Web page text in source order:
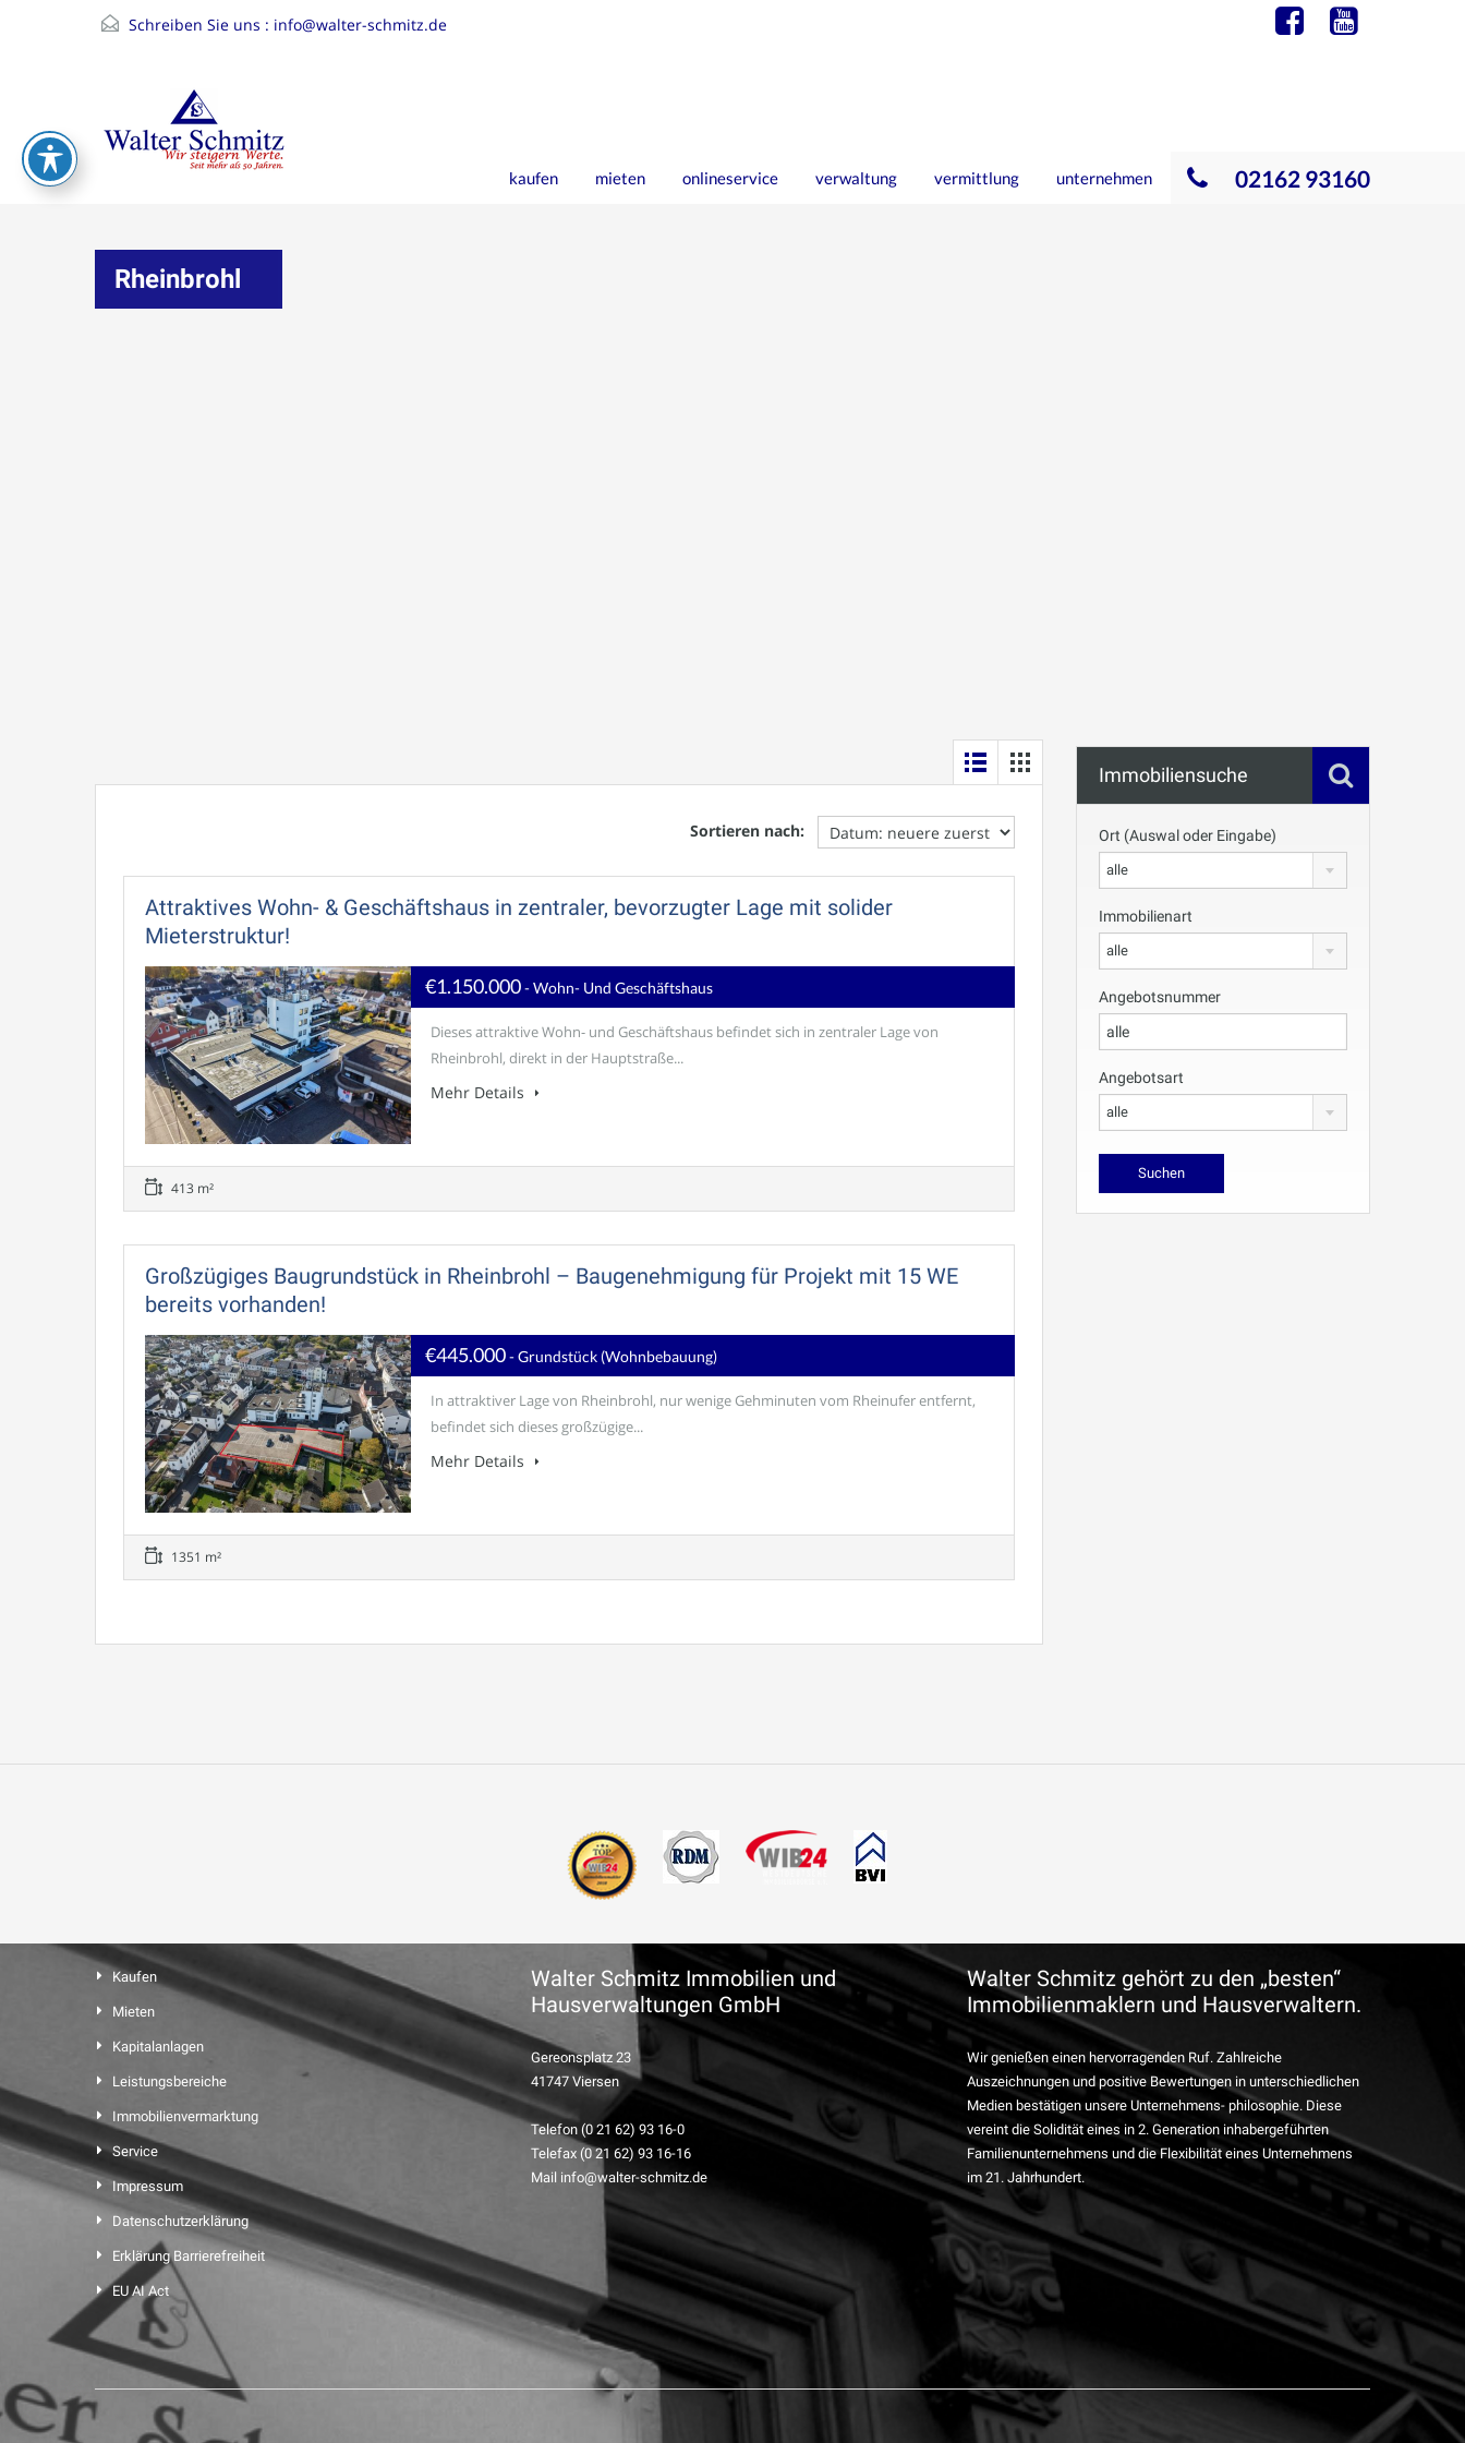
Schreiben Sie uns : info@walter-schmitz.de
02162 93160
kaufen mieten onlineservice verwaltung vermittlung unternehmen
Rheinbrohl
Sortieren nach:
Attraktives Wohn- & Geschäftshaus in zentraler, bevorzugter Lage mit solider
Mieterstruktur!
€1.150.000- Wohn- Und Geschäftshaus
Dieses attraktive Wohn- und Geschäftshaus befindet sich in zentraler Lage von
Rheinbrohl, direkt in der Hauptstraße...
Mehr Details
413 m²
Großzügiges Baugrundstück in Rheinbrohl – Baugenehmigung für Projekt mit 15 WE
bereits vorhanden!
€445.000- Grundstück (Wohnbebauung)
In attraktiver Lage von Rheinbrohl, nur wenige Gehminuten vom Rheinufer entfernt,
befindet sich dieses großzügige...
Mehr Details
1351 m²
Immobiliensuche
Ort (Auswal oder Eingabe)
alle
Immobilienart
alle
Angebotsnummer
Angebotsart
alle
Kaufen
Mieten
Kapitalanlagen
Leistungsbereiche
Immobilienvermarktung
Service
Impressum
Datenschutzerklärung
Erklärung Barrierefreiheit
EU AI Act
Walter Schmitz Immobilien und
Hausverwaltungen GmbH
Gereonsplatz 23
41747 Viersen
Telefon (0 21 62) 93 16-0
Telefax (0 21 62) 93 16-16
Mail info@walter-schmitz.de
Walter Schmitz gehört zu den „besten“
Immobilienmaklern und Hausverwaltern.
Wir genießen einen hervorragenden Ruf. Zahlreiche
Auszeichnungen und positive Bewertungen in unterschiedlichen
Medien bestätigen unsere Unternehmens- philosophie. Diese
vereint die Solidität eines in 2. Generation inhabergeführten
Familienunternehmens und die Flexibilität eines Unternehmens
im 21. Jahrhundert.